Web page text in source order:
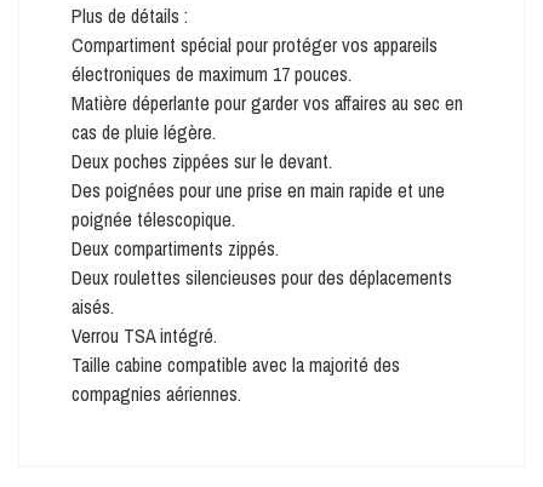
Plus de détails :
Compartiment spécial pour protéger vos appareils
électroniques de maximum 17 pouces.
Matière déperlante pour garder vos affaires au sec en
cas de pluie légère.
Deux poches zippées sur le devant.
Des poignées pour une prise en main rapide et une
poignée télescopique.
Deux compartiments zippés.
Deux roulettes silencieuses pour des déplacements
aisés.
Verrou TSA intégré.
Taille cabine compatible avec la majorité des
compagnies aériennes.